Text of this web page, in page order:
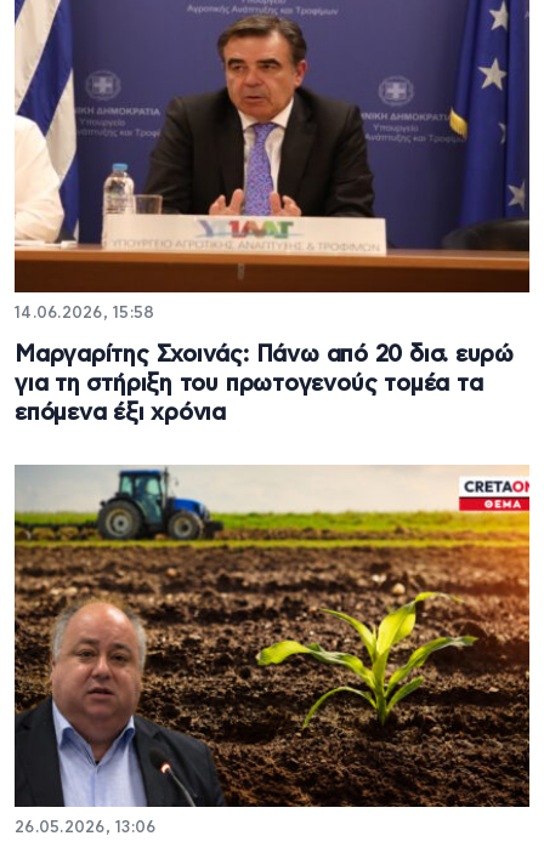
14.06.2026, 15:58
Μαργαρίτης Σχοινάς: Πάνω από 20 δισ. ευρώ
για τη στήριξη του πρωτογενούς τομέα τα
επόμενα έξι χρόνια
26.05.2026, 13:06